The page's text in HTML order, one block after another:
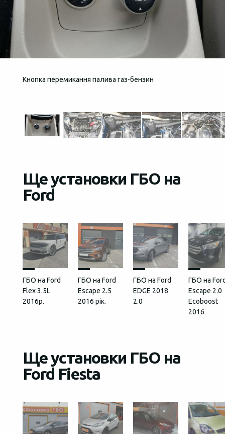
Кнопка перемикання палива газ-бензин
Ще установки ГБО на
Ford
ГБО на Ford
Flex 3.5L
2016р.
ГБО на Ford
Escape 2.5
2016 рік.
ГБО на Ford
EDGE 2018
2.0
ГБО на
Escape 2.0
Ecoboost
2016
Ще установки ГБО на
Ford Fiesta